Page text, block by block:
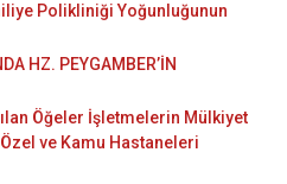
Polikliniği Yoğunluğunun
HZ. PEYGAMBER’İN
Öğeler İşletmelerin Mülkiyet
ve Kamu Hastaneleri